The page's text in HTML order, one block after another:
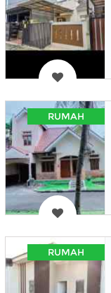
RUMAH
RUMAH